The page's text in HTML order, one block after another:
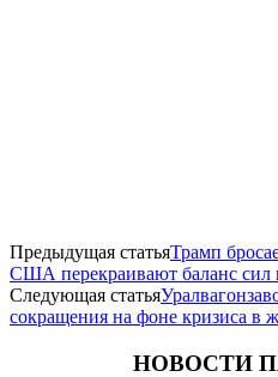
Предыдущая статьяТрамп
США перекраивают баланс сил
Следующая статья
сокращения на фоне кризиса в
НОВОСТИ